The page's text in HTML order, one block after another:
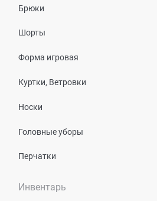
Брюки
Шорты
Форма игровая
Куртки, Ветровки
Носки
Головные уборы
Перчатки
Инвентарь